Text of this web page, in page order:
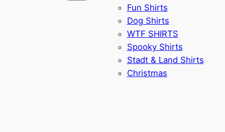
Fun Shirts
Dog Shirts
WTF SHIRTS
Spooky Shirts
Stadt & Land Shirts
Christmas